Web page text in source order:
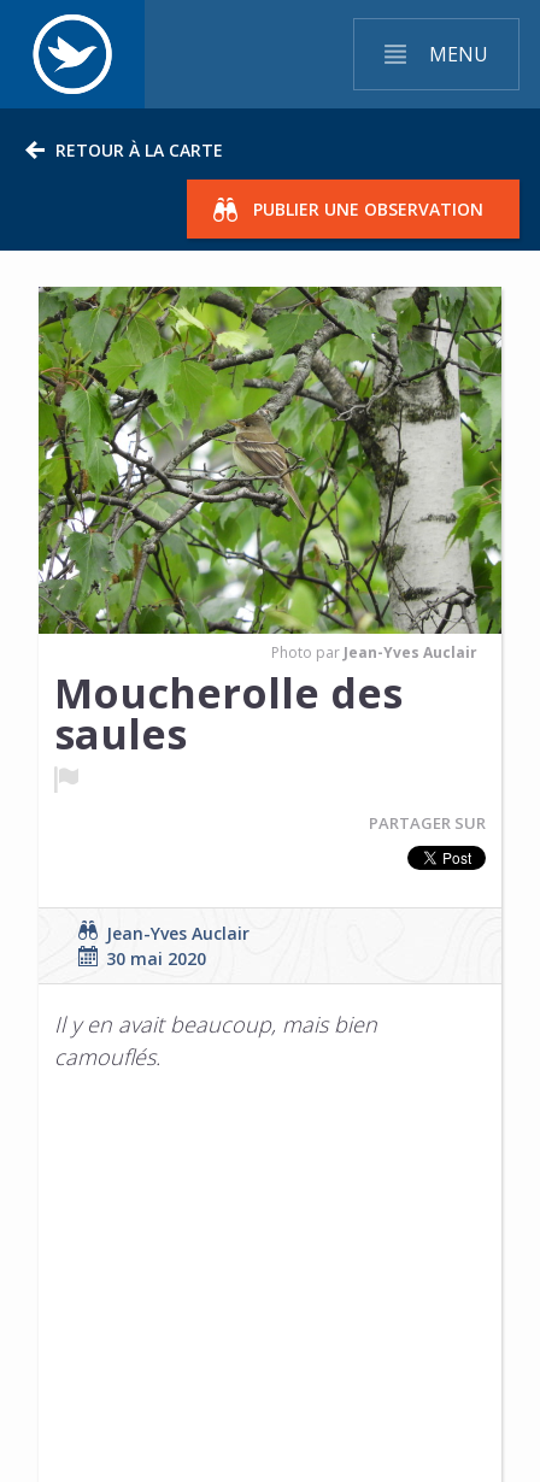
MENU
RETOUR À LA CARTE
PUBLIER UNE OBSERVATION
Photo parJean-Yves Auclair
Moucherolle des
saules
PARTAGER SUR
Jean-Yves Auclair
30 mai 2020
Il y en avait beaucoup, mais bien
camouflés.